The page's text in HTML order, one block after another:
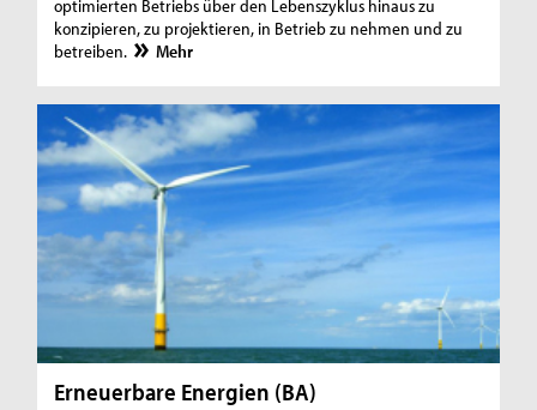
optimierten Betriebs über den Lebenszyklus hinaus zu
konzipieren, zu projektieren, in Betrieb zu nehmen und zu
betreiben.
Mehr
Erneuerbare Energien (BA)